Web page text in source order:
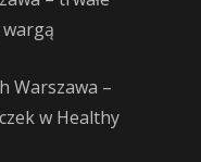
Warszawa –
w Healthy